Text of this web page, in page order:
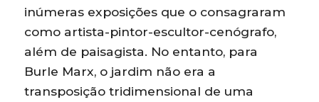
inúmeras exposições que o consagraram
como artista-pintor-escultor-cenógrafo,
além de paisagista. No entanto, para
Burle Marx, o jardim não era a
transposição tridimensional de uma